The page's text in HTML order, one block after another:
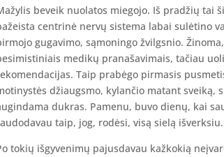
beveik nuolatos miegojo. Iš pradžių tai
centrinė nervų sistema labai sulėtino
gugavimo, sąmoningo žvilgsnio.
medikų pranašavimais, tačiau
Taip prabėgo pirmasis
džiaugsmo, kylančio matant
dukras. Pamenu, buvo dienų, kai
taip, jog, rodėsi, visą sielą išverksiu.
tokių išgyvenimų pajusdavau kažkokią